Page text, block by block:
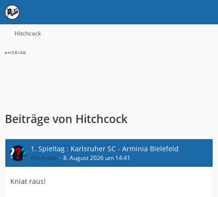
Hitchcock
Beiträge von Hitchcock
1. Spieltag : Karlsruher SC - Arminia Bielefeld
Hitchcock 8. August 2026 um 14:41
Kniat raus!